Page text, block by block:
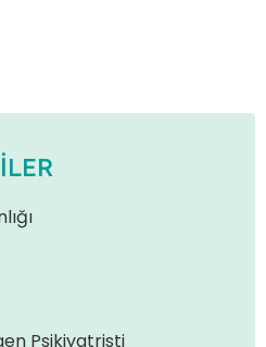
Psikiyatristi